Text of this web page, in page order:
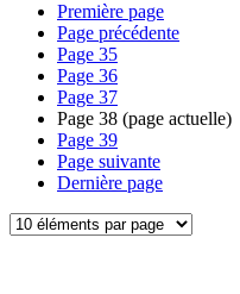
Première page
Page précédente
Page 35
Page 36
Page 37
Page 38 (page actuelle)
Page 39
Page suivante
Dernière page